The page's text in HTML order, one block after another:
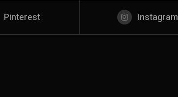
Pinterest Instagram